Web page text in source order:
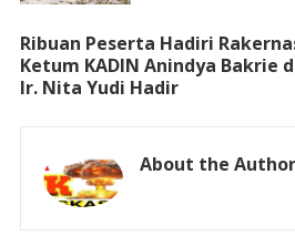
Ribuan Peserta Hadiri
Ketum KADIN Anindya Bakrie
Ir. Nita Yudi Hadir
About the